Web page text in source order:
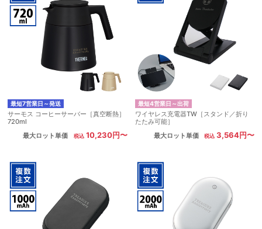
最短7営業日～発送
サーモス コーヒーサーバー［真空断熱］
720ml
最大ロット単価
10,230円〜
最短4営業日～出荷
ワイヤレス充電器TW［スタンド／折り
たたみ可能］
最大ロット単価
3,564円〜